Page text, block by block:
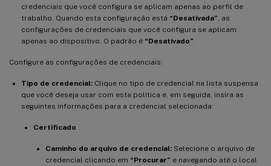
credenciais que você configura se aplicam apenas ao perfil de
trabalho. Quando esta configuração está “Desativada” , as
configurações de credenciais que você configura se aplicam
apenas ao dispositivo. O padrão é “Desativado”
Configure as configurações de credenciais:
Tipo de credencial: Clique no tipo de credencial na lista suspensa
que você deseja usar com esta política e, em seguida, insira as
seguintes informações para a credencial selecionada:
Certificado
Caminho do arquivo de credencial: Selecione o arquivo de
credencial clicando em “Procurar” e navegando até o local